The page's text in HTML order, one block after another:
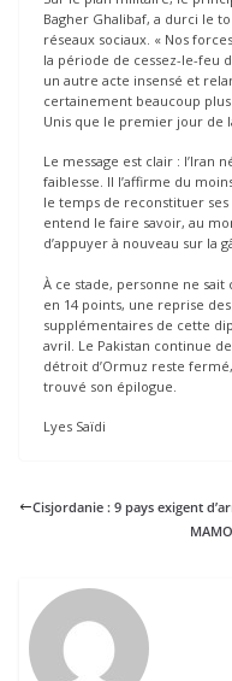
Bagher Ghalibaf, a durci le
réseaux sociaux. « Nos
la période de cessez-le-feu
un autre acte insensé et
certainement beaucoup
Unis que le premier jour de
Le message est clair : l’Iran
faiblesse. Il l’affirme du
le temps de reconstituer
entend le faire savoir, au
d’appuyer à nouveau sur la
À ce stade, personne ne
en 14 points, une reprise
supplémentaires de cette
avril. Le Pakistan continue
détroit d’Ormuz reste
trouvé son épilogue.
Lyes Saïdi
Cisjordanie : 9 pays exigent